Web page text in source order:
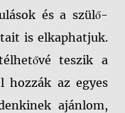
és a szülő-
is elkaphatjuk.
teszik a
hozzák az egyes
ajánlom,